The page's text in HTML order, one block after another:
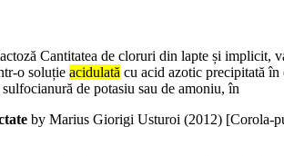
Cantitatea de cloruri din lapte și implicit,
o soluție acidulată cu acid azotic precipitată în
de potasiu sau de amoniu, în
by Marius Giorigi Usturoi (2012) [Corola-